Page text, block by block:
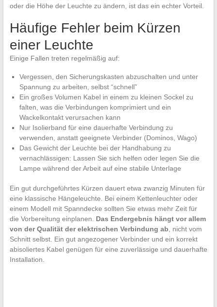
oder die Höhe der Leuchte zu ändern, ist das ein echter Vorteil.
Häufige Fehler beim Kürzen
einer Leuchte
Einige Fallen treten regelmäßig auf:
Vergessen, den Sicherungskasten abzuschalten und unter
Spannung zu arbeiten, selbst “schnell”
Ein großes Volumen Kabel in einem zu kleinen Sockel zu
falten, was die Verbindungen komprimiert und ein
Wackelkontakt verursachen kann
Nur Isolierband für eine dauerhafte Verbindung zu
verwenden, anstatt geeignete Verbinder (Dominos, Wago)
Das Gewicht der Leuchte bei der Handhabung zu
vernachlässigen: Lassen Sie sich helfen oder legen Sie die
Lampe während der Arbeit auf eine stabile Unterlage
Ein gut durchgeführtes Kürzen dauert etwa zwanzig Minuten für
eine klassische Hängeleuchte. Bei einem Kettenleuchter oder
einem Modell mit Spanndecke sollten Sie etwas mehr Zeit für
die Vorbereitung einplanen. Das Endergebnis hängt vor allem
von der Qualität der elektrischen Verbindung ab , nicht vom
Schnitt selbst. Ein gut angezogener Verbinder und ein korrekt
abisoliertes Kabel genügen für eine zuverlässige und dauerhafte
Installation.